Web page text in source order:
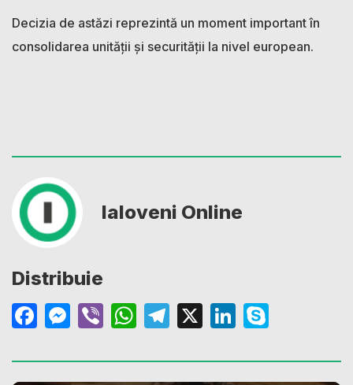
Decizia de astăzi reprezintă un moment important în
consolidarea unității și securității la nivel european.
Ialoveni Online
Distribuie
Facebook
Messenger
ViberWhatsApp
Telegram
X LinkedIn